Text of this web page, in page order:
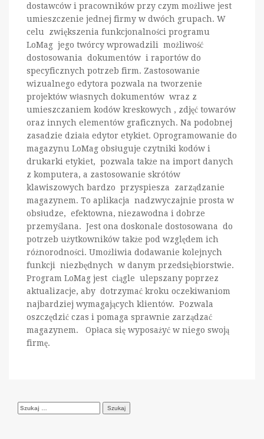
dostawców i pracowników przy czym możliwe jest
umieszczenie jednej firmy w dwóch grupach. W
celu zwiększenia funkcjonalności programu
LoMag jego twórcy wprowadzili możliwość
dostosowania dokumentów i raportów do
specyficznych potrzeb firm. Zastosowanie
wizualnego edytora pozwala na tworzenie
projektów własnych dokumentów wraz z
umieszczaniem kodów kreskowych , zdjęć towarów
oraz innych elementów graficznych. Na podobnej
zasadzie działa edytor etykiet. Oprogramowanie do
magazynu LoMag obsługuje czytniki kodów i
drukarki etykiet, pozwala także na import danych
z komputera, a zastosowanie skrótów
klawiszowych bardzo przyspiesza zarządzanie
magazynem. To aplikacja nadzwyczajnie prosta w
obsłudze, efektowna, niezawodna i dobrze
przemyślana. Jest ona doskonale dostosowana do
potrzeb użytkowników także pod względem ich
różnorodności. Umożliwia dodawanie kolejnych
funkcji niezbędnych w danym przedsiębiorstwie.
Program LoMag jest ciągle ulepszany poprzez
aktualizacje, aby dotrzymać kroku oczekiwaniom
najbardziej wymagających klientów. Pozwala
oszczędzić czas i pomaga sprawnie zarządzać
magazynem. Opłaca się wyposażyć w niego swoją
firmę.
Szukaj: